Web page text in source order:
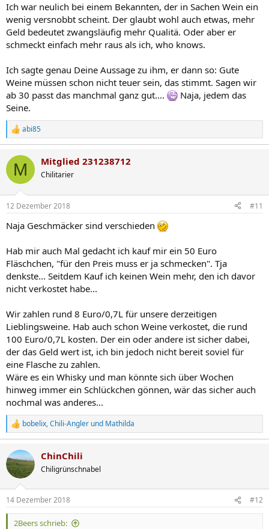
Ich war neulich bei einem Bekannten, der in Sachen Wein ein
wenig versnobbt scheint. Der glaubt wohl auch etwas, mehr
Geld bedeutet zwangsläufig mehr Qualitä. Oder aber er
schmeckt einfach mehr raus als ich, who knows.
Ich sagte genau Deine Aussage zu ihm, er dann so: Gute
Weine müssen schon nicht teuer sein, das stimmt. Sagen wir
ab 30 passt das manchmal ganz gut....
Naja, jedem das
Seine.
R
e
k
i
e
:
abi85
M Mitglied 231238712
Chilitarier
12 Dezember 2018 #11
Naja Geschmäcker sind verschieden
Hab mir auch Mal gedacht ich kauf mir ein 50 Euro
Fläschchen, "für den Preis muss er ja schmecken". Tja
denkste... Seitdem Kauf ich keinen Wein mehr, den ich davor
nicht verkostet habe...
Wir zahlen rund 8 Euro/0,7L für unsere derzeitigen
Lieblingsweine. Hab auch schon Weine verkostet, die rund
100 Euro/0,7L kosten. Der ein oder andere ist sicher dabei,
der das Geld wert ist, ich bin jedoch nicht bereit soviel für
eine Flasche zu zahlen.
Wäre es ein Whisky und man könnte sich über Wochen
hinweg immer ein Schlückchen gönnen, wär das sicher auch
nochmal was anderes...
R
e
k
t
i
e
n
bobelix,Chili-Angler und Mathilda
ChinChili
Chiligrünschnabel
14 Dezember 2018 #12
2Beers schrieb: